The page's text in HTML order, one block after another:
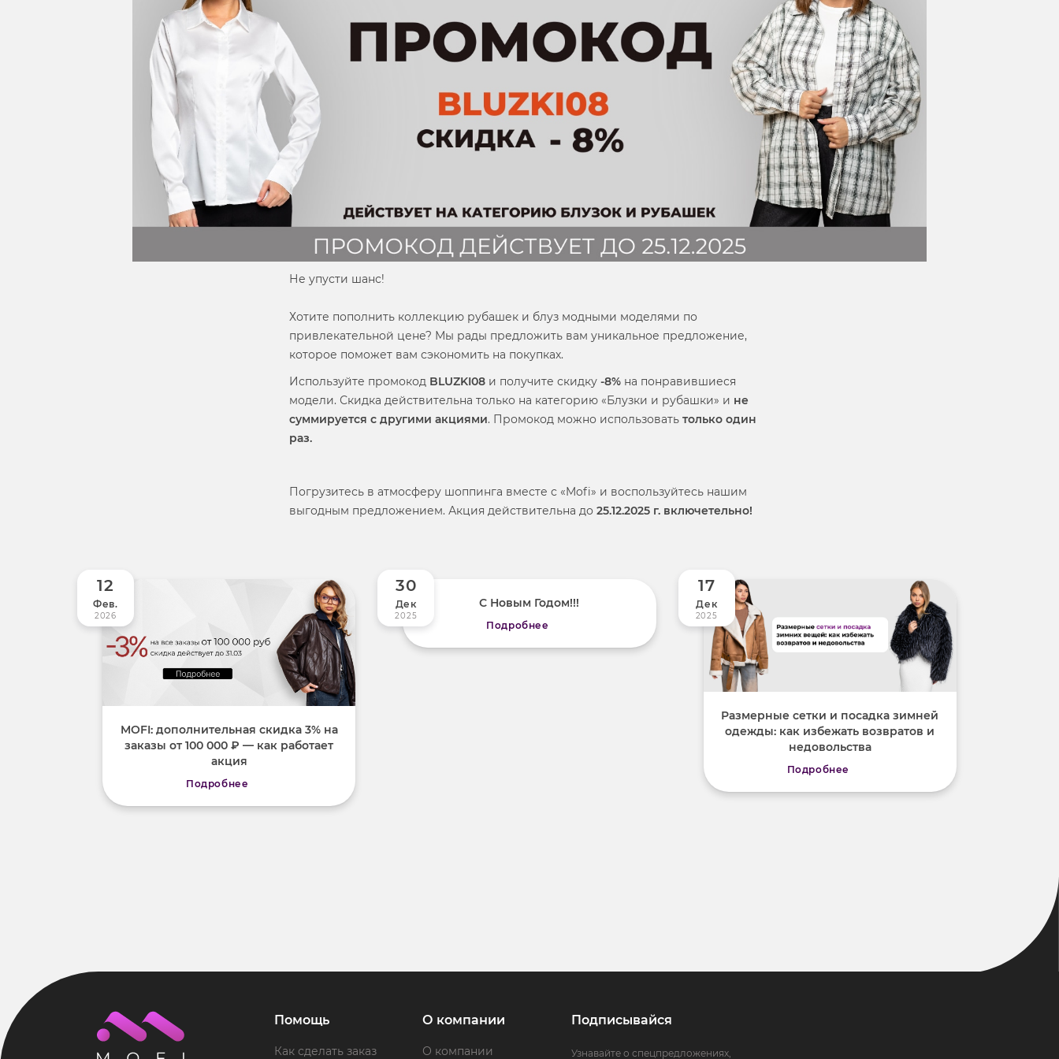
Не упусти шанс!
Хотите пополнить коллекцию рубашек и блуз модными моделями по
привлекательной цене? Мы рады предложить вам уникальное предложение,
которое поможет вам сэкономить на покупках.
Используйте промокод BLUZKI08 и получите скидку -8% на понравившиеся
модели. Скидка действительна только на категорию «Блузки и рубашки» и не
суммируется с другими акциями. Промокод можно использовать только один
раз.
Погрузитесь в атмосферу шоппинга вместе с «Mofi» и воспользуйтесь нашим
выгодным предложением. Акция действительна до 25.12.2025 г. включетельно!
MOFI: дополнительная скидка 3% на
заказы от 100 000 ₽ — как работает
акция
Подробнее
12
Фев.
2026
С Новым Годом!!!
Подробнее
30
Дек
2025
Размерные сетки и посадка зимней
одежды: как избежать возвратов и
недовольства
Подробнее
17
Дек
2025
Помощь
Как сделать заказ
О компании
О компании
Подписывайся
Узнавайте о спецпредложениях,